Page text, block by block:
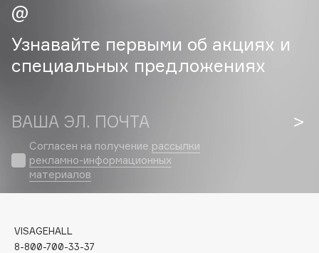
Cadence
Capelli Dorati
Carbon Theory
Catrice
Celimax
Cettua
Chupa Chups
Clarins Precious
Узнавайте первыми об акциях и
специальных предложениях
ВАША ЭЛ. ПОЧТА
Согласен на получение рассылки
рекламно-информационных
материалов
VISAGEHALL
8-800-700-33-37